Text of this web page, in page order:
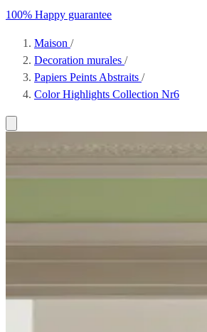
100% Happy guarantee
Maison /
Decoration murales /
Papiers Peints Abstraits /
Color Highlights Collection Nr6